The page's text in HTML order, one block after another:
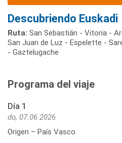
Descubriendo Euskadi
Ruta: San Sebastián - Vitoria -
San Juan de Luz - Espelette -
- Gaztelugache
Programa del viaje
Día 1
do, 07.06.2026
Origen – País Vasco